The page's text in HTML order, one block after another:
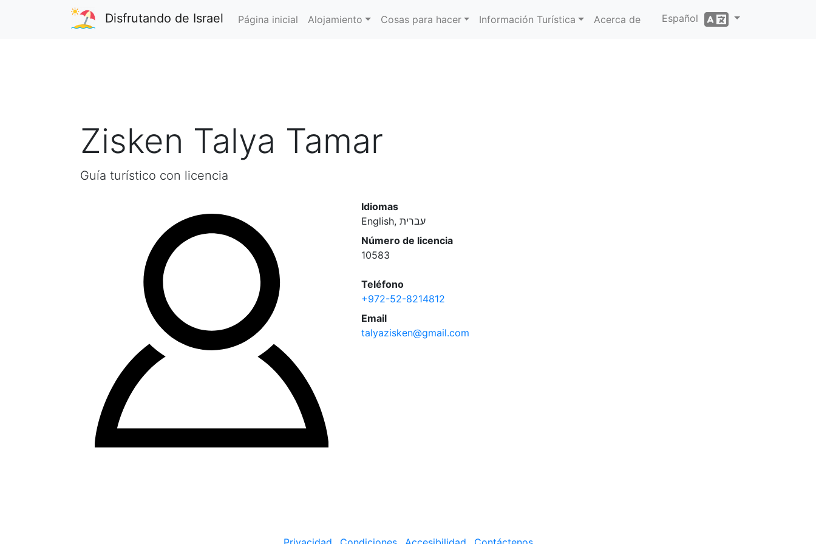
Disfrutando de Israel Página inicial Alojamiento Cosas para hacer Información Turística Acerca de Español
Zisken Talya Tamar
Guía turístico con licencia
Idiomas
English, עברית
Número de licencia
10583
Teléfono
+972-52-8214812
Email
talyazisken@gmail.com